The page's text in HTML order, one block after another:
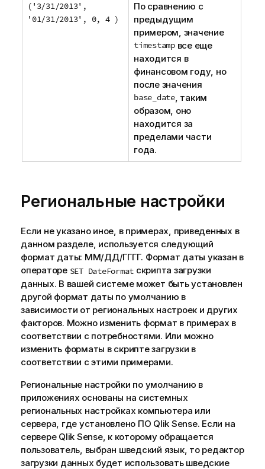
('3/31/2013',
'01/31/2013', 0, 4 )
По сравнению с
предыдущим
примером, значение
timestampвсе еще
находится в
финансовом году, но
после значения
base_date, таким
образом, оно
находится за
пределами части
года.
Региональные настройки
Если не указано иное, в примерах, приведенных в
данном разделе, используется следующий
формат даты: ММ/ДД/ГГГГ. Формат даты указан в
операторе SET DateFormat скрипта загрузки
данных. В вашей системе может быть установлен
другой формат даты по умолчанию в
зависимости от региональных настроек и других
факторов. Можно изменить формат в примерах в
соответствии с потребностями. Или можно
изменить форматы в скрипте загрузки в
соответствии с этими примерами.
Региональные настройки по умолчанию в
приложениях основаны на системных
региональных настройках компьютера или
сервера, где установлено ПО Qlik Sense. Если на
сервере Qlik Sense, к которому обращается
пользователь, выбран шведский язык, то редактор
загрузки данных будет использовать шведские